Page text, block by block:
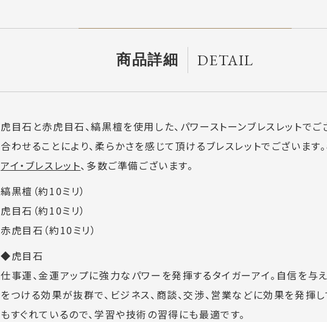
商品詳細 DETAIL
虎目石と赤虎目石、縞黒檀を使用した、パワーストーンブレスレットでご
合わせることにより、柔らかさを感じて頂けるブレスレットでございます。
アイ・ブレスレット、多数ご準備ございます。
縞黒檀（約10ミリ）
虎目石（約10ミリ）
赤虎目石（約10ミリ）
◆虎目石
仕事運、金運アップに強力なパワーを発揮するタイガーアイ。自信を与
をつける効果が抜群で、ビジネス、商談、交渉、営業などに効果を発揮し
もすぐれているので、学習や技術の習得にも最適です。